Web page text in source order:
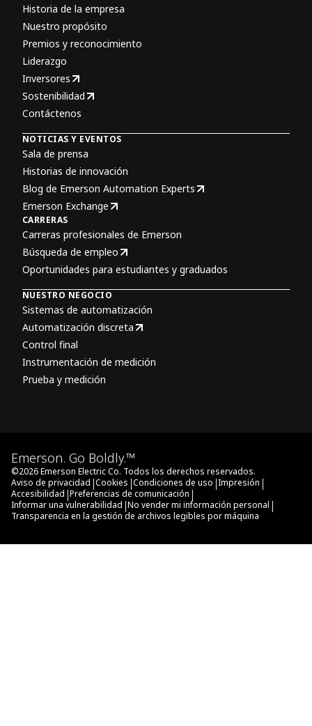
Historia de la empresa
Nuestro propósito
Premios y reconocimiento
Liderazgo
Inversores
Sostenibilidad
Contáctenos
NOTICIAS Y EVENTOS
Sala de prensa
Historias de innovación
Blog de Emerson Automation Experts
Emerson Exchange
CARRERAS
Carreras profesionales de Emerson
Búsqueda de empleo
Oportunidades para estudiantes y graduados
NUESTRO NEGOCIO
Sistemas de automatización
Automatización discreta
Control final
Instrumentación de medición
Prueba y medición
Emerson. Go Boldly.™
©2026Emerson Electric Co. Todos los derechos reservados.
Aviso de privacidad |Cookies |Condiciones de uso |Impresión |
Accesibilidad |Preferencias de comunicación |
Informar una vulnerabilidad |No vender mi información personal |
Transparencia en la gestión de archivos legibles por máquina